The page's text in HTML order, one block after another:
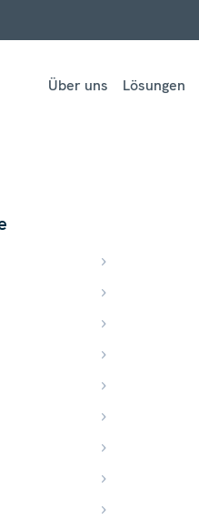
Über uns Lösungen